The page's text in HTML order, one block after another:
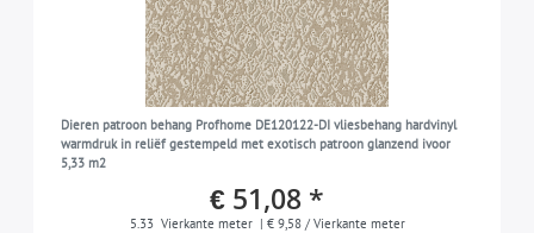
Dieren patroon behang Profhome DE120122-DI vliesbehang hardvinyl
warmdruk in reliëf gestempeld met exotisch patroon glanzend ivoor
5,33 m2
€ 51,08 *
5.33 Vierkante meter | € 9,58 / Vierkante meter